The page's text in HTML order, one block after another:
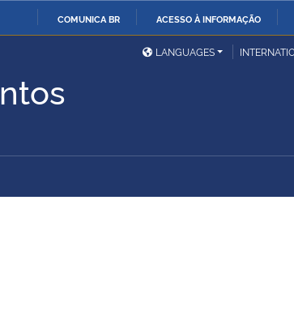
COMUNICA BR ACESSO À INFORMAÇÃO
da Defesa
Ministério das Relações
Exteriores
da Cidadania
Regional
LANGUAGES